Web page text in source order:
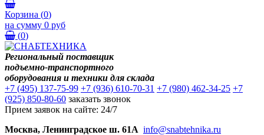
Корзина (0)
на сумму 0 руб
(0)
Региональный поставщик
подъемно-транспортного
оборудования и техники для склада
+7 (495) 137-75-99 +7 (936) 610-70-31 +7 (980) 462-34-25 +7
(925) 850-80-60 заказать звонок
Прием заявок на сайте: 24/7
Москва, Ленинградское ш. 61А info@snabtehnika.ru